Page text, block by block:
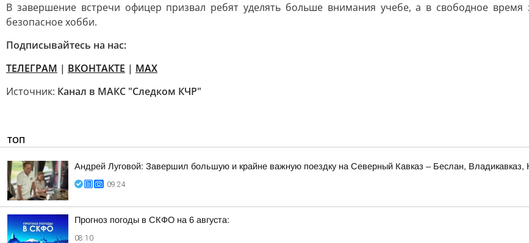
В завершение встречи офицер призвал ребят уделять больше внимания учебе, а в свободное время
безопасное хобби.
Подписывайтесь на нас:
ТЕЛЕГРАМ | ВКОНТАКТЕ | МАХ
Источник: Канал в МАКС "Следком КЧР"
ТОП
Андрей Луговой: Завершил большую и крайне важную поездку на Северный Кавказ – Беслан, Владикавказ,
09:24
Прогноз погоды в СКФО на 6 августа:
08:10